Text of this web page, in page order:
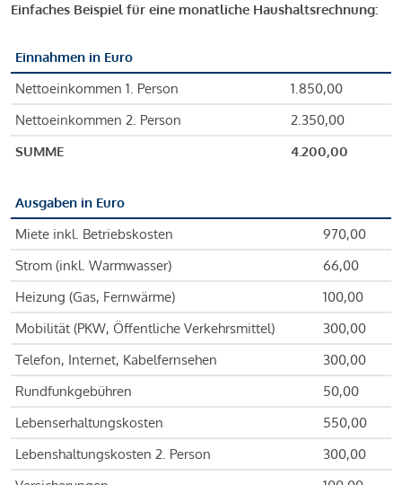
Einfaches Beispiel für eine monatliche Haushaltsrechnung:
Einnahmen in Euro
Nettoeinkommen 1. Person
1.850,00
Nettoeinkommen 2. Person
2.350,00
SUMME
4.200,00
Ausgaben in Euro
Miete inkl. Betriebskosten
970,00
Strom (inkl. Warmwasser)
66,00
Heizung (Gas, Fernwärme)
100,00
Mobilität (PKW, Öffentliche Verkehrsmittel)
300,00
Telefon, Internet, Kabelfernsehen
300,00
Rundfunkgebühren
50,00
Lebenserhaltungskosten
550,00
Lebenshaltungskosten 2. Person
300,00